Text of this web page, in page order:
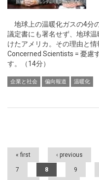
地球上の温暖化ガスの4分
議定書にも署名せず、地球
けたアメリカ。その理由と
Concerned Scientists = 憂慮
す。（14分）
企業と社会 偏向報道 温暖化
Pages
« first ‹ previous
7 8 9